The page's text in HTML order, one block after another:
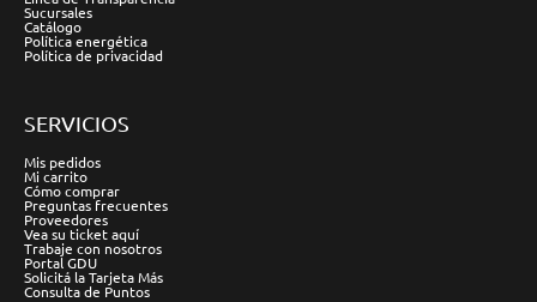
Sucursales
Catálogo
Política energética
Política de privacidad
SERVICIOS
Mis pedidos
Mi carrito
Cómo comprar
Preguntas frecuentes
Proveedores
Vea su ticket aquí
Trabaje con nosotros
Portal GDU
Solicitá la Tarjeta Más
Consulta de Puntos